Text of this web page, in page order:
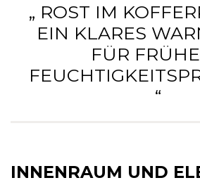
„ ROST IM
EIN KLARES
FÜR
“
INNENRAUM UND